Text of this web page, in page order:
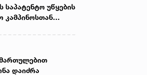
საპატენტო უწყების
კამპინოსთან
დაიძრა